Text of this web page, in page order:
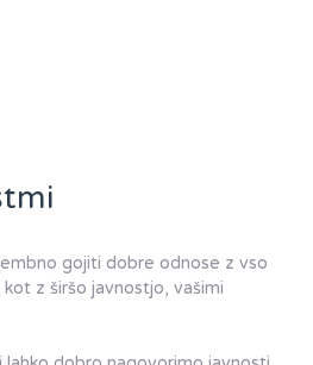
gojiti dobre odnose z vso
z širšo javnostjo, vašimi